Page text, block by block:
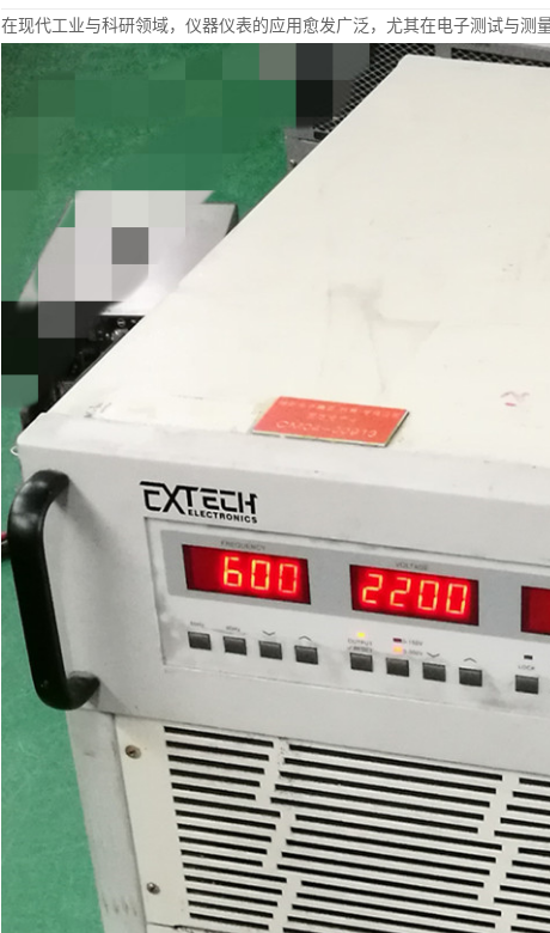
在现代工业与科研领域，仪器仪表的应用愈发广泛，尤其在电子测试与测